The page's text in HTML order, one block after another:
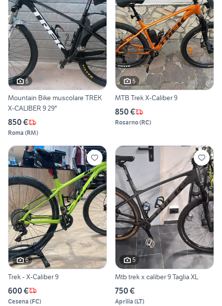
6
Mountain Bike muscolare TREK
X-CALIBER 9 29"
850 €
Roma (RM)
5
MTB Trek X-Caliber 9
850 €
Rosarno(RC)
6
Trek - X-Caliber 9
600 €
Cesena (FC)
5
Mtb trek x caliber 9 Taglia XL
750 €
Aprilia (LT)